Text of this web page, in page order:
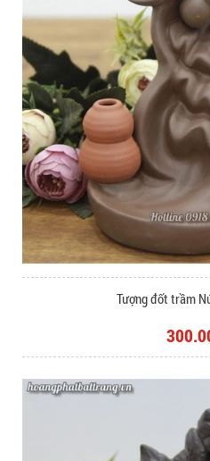
Tượng đốt trầm